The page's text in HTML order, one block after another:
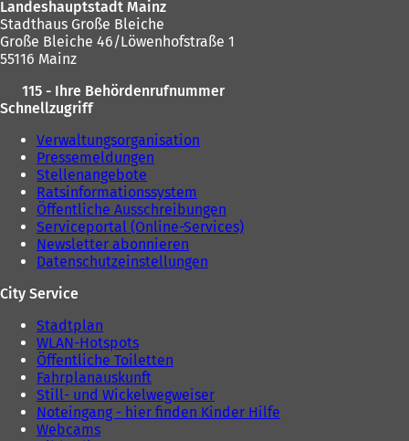
Landeshauptstadt Mainz
Stadthaus Große Bleiche
Große Bleiche 46/Löwenhofstraße 1
55116 Mainz
115 - Ihre Behördenrufnummer
Schnellzugriff
Verwaltungsorganisation
Pressemeldungen
Stellenangebote
Ratsinformationssystem
Öffentliche Ausschreibungen
Serviceportal (Online-Services)
Newsletter abonnieren
Datenschutzeinstellungen
City Service
Stadtplan
WLAN-Hotspots
Öffentliche Toiletten
Fahrplanauskunft
Still- und Wickelwegweiser
Noteingang - hier finden Kinder Hilfe
Webcams